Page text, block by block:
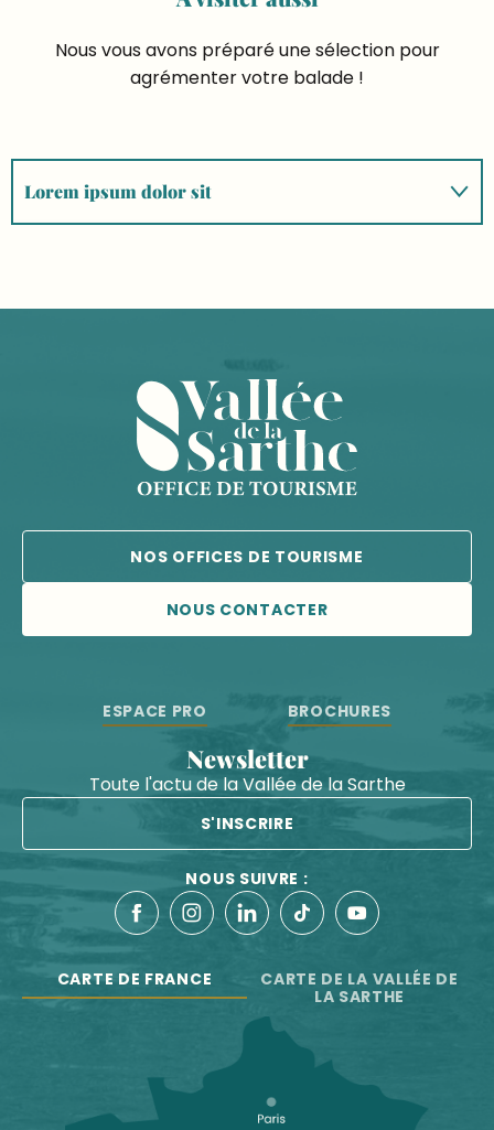
Nous vous avons préparé une sélection pour
agrémenter votre balade !
Lorem ipsum dolor sit
NOS OFFICES DE TOURISME
NOUS CONTACTER
ESPACE PRO BROCHURES
Newsletter
Toute l'actu de la Vallée de la Sarthe
S'INSCRIRE
NOUS SUIVRE :
CARTE DE FRANCE
CARTE DE LA VALLÉE DE
LA SARTHE